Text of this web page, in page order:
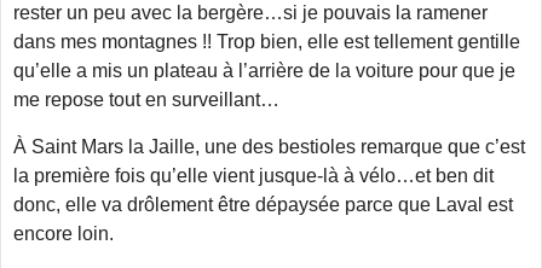
rester un peu avec la bergère…si je pouvais la ramener
dans mes montagnes !! Trop bien, elle est tellement gentille
qu’elle a mis un plateau à l’arrière de la voiture pour que je
me repose tout en surveillant…
À Saint Mars la Jaille, une des bestioles remarque que c’est
la première fois qu’elle vient jusque-là à vélo…et ben dit
donc, elle va drôlement être dépaysée parce que Laval est
encore loin.